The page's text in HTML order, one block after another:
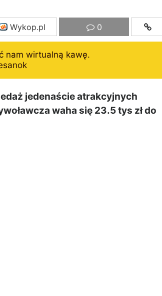
Wykop.pl 0
nam wirtualną kawę.
jedenaście atrakcyjnych
waha się 23.5 tys zł do